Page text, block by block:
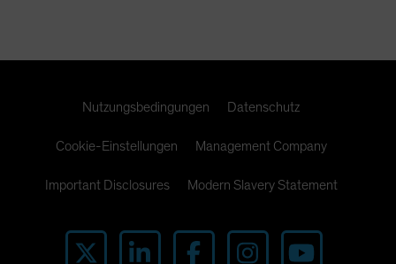
Nutzungsbedingungen Datenschutz
Cookie-Einstellungen Management Company
Important Disclosures Modern Slavery Statement